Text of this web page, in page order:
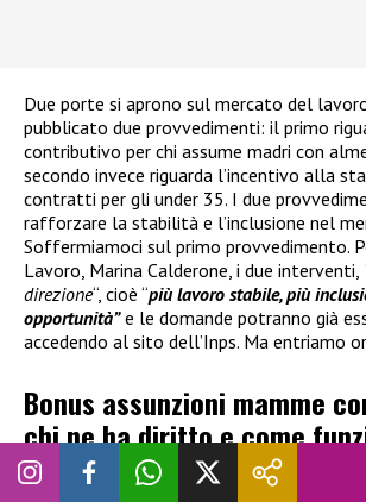
Due porte si aprono sul mercato del
pubblicato due provvedimenti: il primo
contributivo per chi assume madri con
secondo invece riguarda l’incentivo alla
contratti per gli under 35. I due
rafforzare la stabilità e l’inclusione nel
Soffermiamoci sul primo provvedimento.
Lavoro, Marina Calderone, i due interventi,
direzione“, cioè “più lavoro stabile, più
opportunità”e le domande potranno già
accedendo al sito dell’Inps. Ma entriamo
Bonus assunzioni mamme
chi ne ha diritto e come
davvero